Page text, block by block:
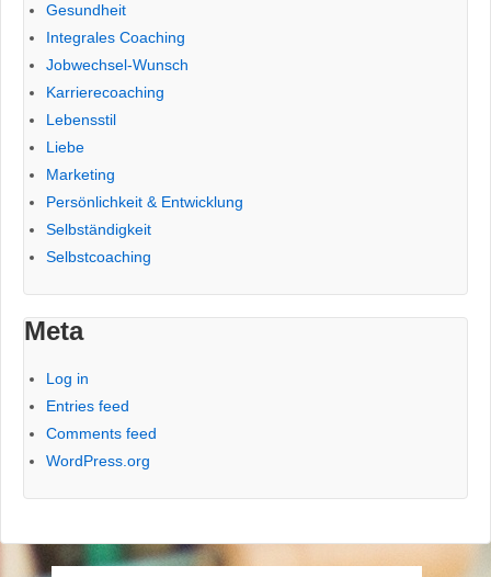
Gesundheit
Integrales Coaching
Jobwechsel-Wunsch
Karrierecoaching
Lebensstil
Liebe
Marketing
Persönlichkeit & Entwicklung
Selbständigkeit
Selbstcoaching
Meta
Log in
Entries feed
Comments feed
WordPress.org